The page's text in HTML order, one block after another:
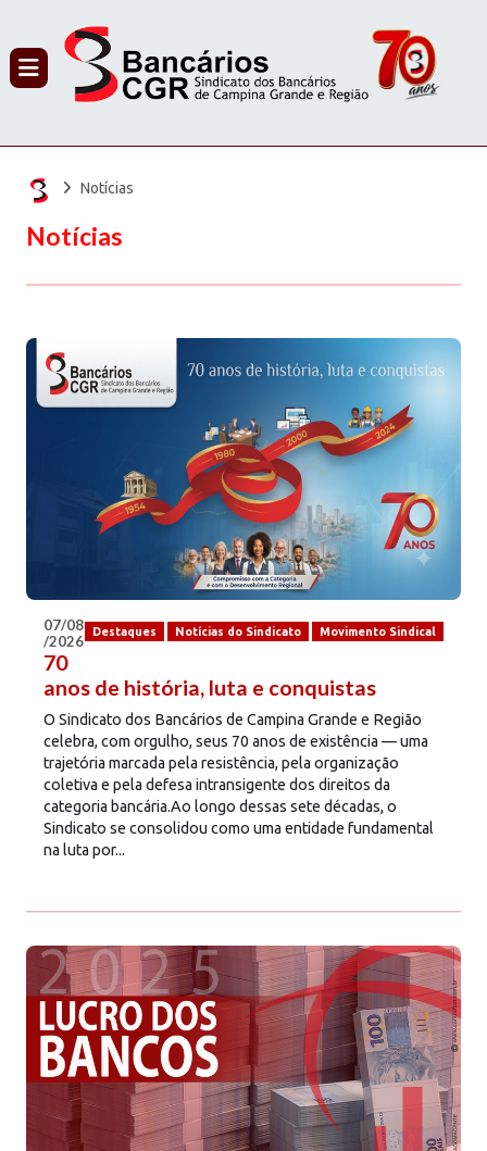
Notícias
Notícias
Destaques Notícias do Sindicato Movimento Sindical
07/08
/2026
70
anos de história, luta e conquistas
O Sindicato dos Bancários de Campina Grande e Região
celebra, com orgulho, seus 70 anos de existência — uma
trajetória marcada pela resistência, pela organização
coletiva e pela defesa intransigente dos direitos da
categoria bancária.Ao longo dessas sete décadas, o
Sindicato se consolidou como uma entidade fundamental
na luta por...